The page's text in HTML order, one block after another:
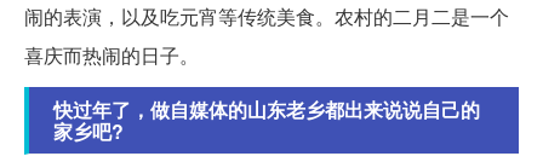
闹的表演，以及吃元宵等传统美食。农村的二月二是一个
喜庆而热闹的日子。
快过年了，做自媒体的山东老乡都出来说说自己的
家乡吧?